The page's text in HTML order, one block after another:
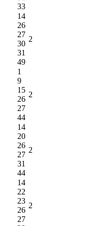
33
14
26
27
30
31
49
2
1
9
15
26
27
44
2
14
20
26
27
31
44
2
14
22
23
26
27
2